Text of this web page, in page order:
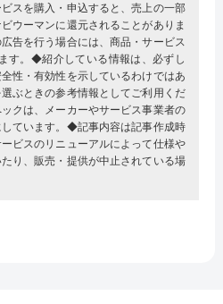
スを購入・申込すると、売上の一部
ウーマンに還元されることがありま
告を行う場合には、商品・サービス
す。◆紹介している情報は、必ずし
性・有効性を示しているわけではあ
ぶときの参考情報としてご利用くだ
クは、メーカーやサービス事業者の
ています。◆記事内容は記事作成時
ビスのリニューアルによって仕様や
り、販売・提供が中止されている場